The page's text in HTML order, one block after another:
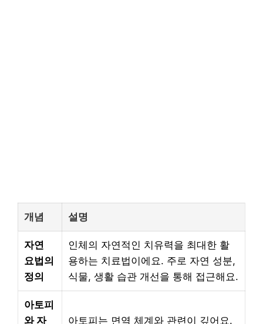
개념 설명
자연
요법의
정의
인체의 자연적인 치유력을 최대한 활
용하는 치료법이에요. 주로 자연 성분,
식물, 생활 습관 개선을 통해 접근해요.
아토피
와 자
아토피는 면역 체계와 관련이 깊어요.